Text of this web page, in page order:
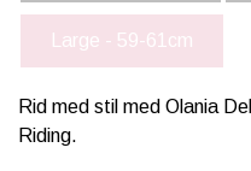
Large - 59-61cm
Rid med stil med Olania
Riding.